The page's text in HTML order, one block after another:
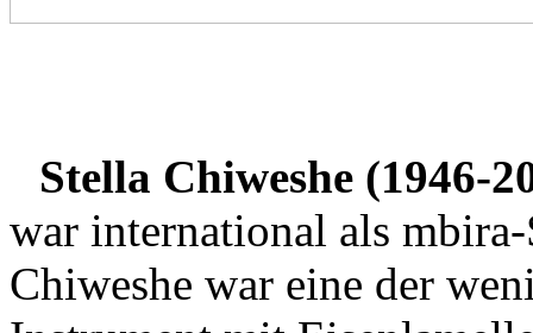
Stella Chiweshe (1946-
war international als
Chiweshe war eine der